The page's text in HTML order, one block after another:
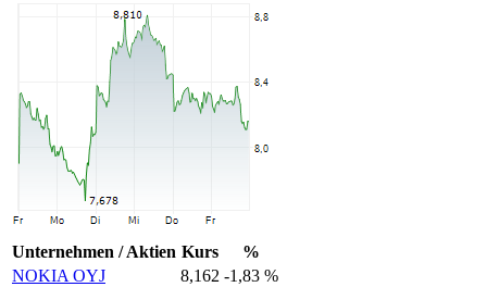
Unternehmen / Aktien Kurs
%
NOKIA OYJ
8,162 -1,83 %